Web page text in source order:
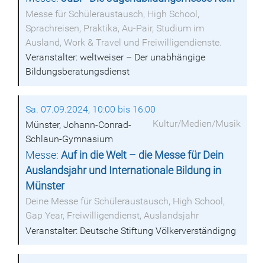
Messe für Schüleraustausch, High School,
Sprachreisen, Praktika, Au-Pair, Studium im
Ausland, Work & Travel und Freiwilligendienste.
Veranstalter: weltweiser – Der unabhängige
Bildungsberatungsdienst
Sa. 07.09.2024, 10:00 bis 16:00
Kultur/Medien/Musik
Münster, Johann-Conrad-
Schlaun-Gymnasium
Messe:Auf in die Welt – die Messe für Dein
Auslandsjahr und Internationale Bildung in
Münster
Deine Messe für Schüleraustausch, High School,
Gap Year, Freiwilligendienst, Auslandsjahr
Veranstalter: Deutsche Stiftung Völkerverständigng